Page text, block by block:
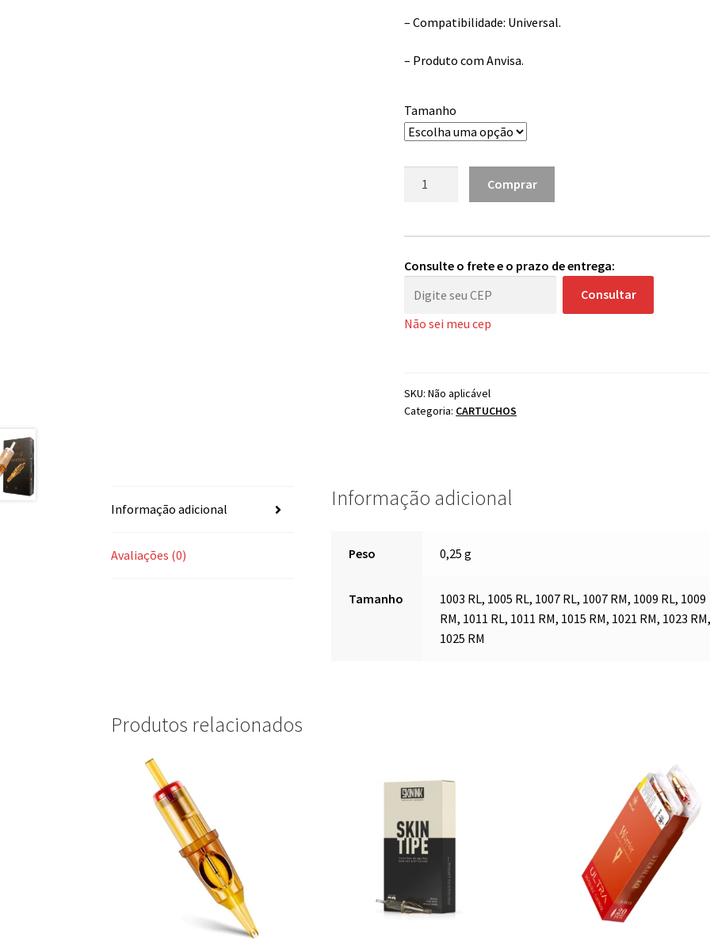
– Compatibilidade: Universal.
– Produto com Anvisa.
Tamanho
Select
Unidade
quantidade
Comprar
Consulte o frete e o prazo de entrega:
Consultar
Não sei meu cep
SKU:Não aplicável
Categoria: CARTUCHOS
Informação adicional
Avaliações (0)
Informação adicional
Peso 0,25 g
Tamanho
1003 RL, 1005 RL, 1007 RL, 1007 RM, 1009 RL, 1009
RM, 1011 RL, 1011 RM, 1015 RM, 1021 RM, 1023
1025 RM
Produtos relacionados